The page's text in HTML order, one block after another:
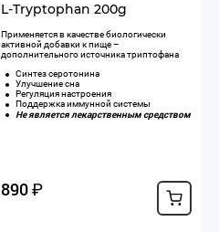
L-Tryptophan 200g
​Применяется в качестве биологически
активной добавки к пище –
дополнительного источника триптофана
Синтез серотонина
Улучшение сна
Регуляция настроения
Поддержка иммунной системы
Не является лекарственным средством
890₽